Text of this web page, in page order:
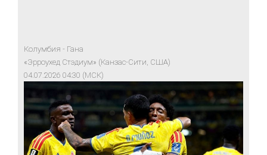
Колумбия - Гана
«Эрроухед Стэдиум» (Канзас-Сити, США)
04.07.2026 04:30 (МСК)